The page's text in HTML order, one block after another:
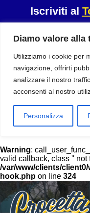
Iscriviti al
Diamo valore alla
Utilizziamo i cookie per
navigazione, offrirti
analizzare il nostro
acconsenti al nostro
Personalizza
Warning:
valid callback, class '' not
/var/www/clients/
hook.php on line 324